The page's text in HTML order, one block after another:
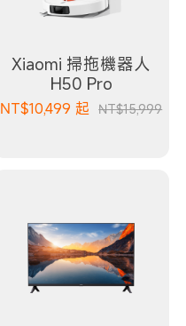
Xiaomi 掃拖機器人
H50 Pro
NT$10,499 起 NT$15,999